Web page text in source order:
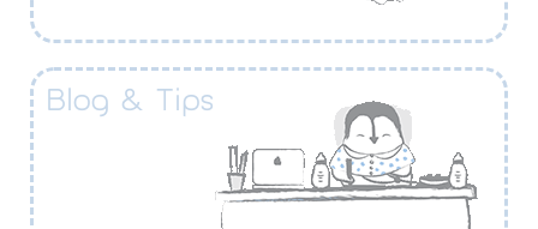
Blog & Tips